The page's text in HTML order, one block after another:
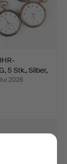
5 Stk., Silber,
2026